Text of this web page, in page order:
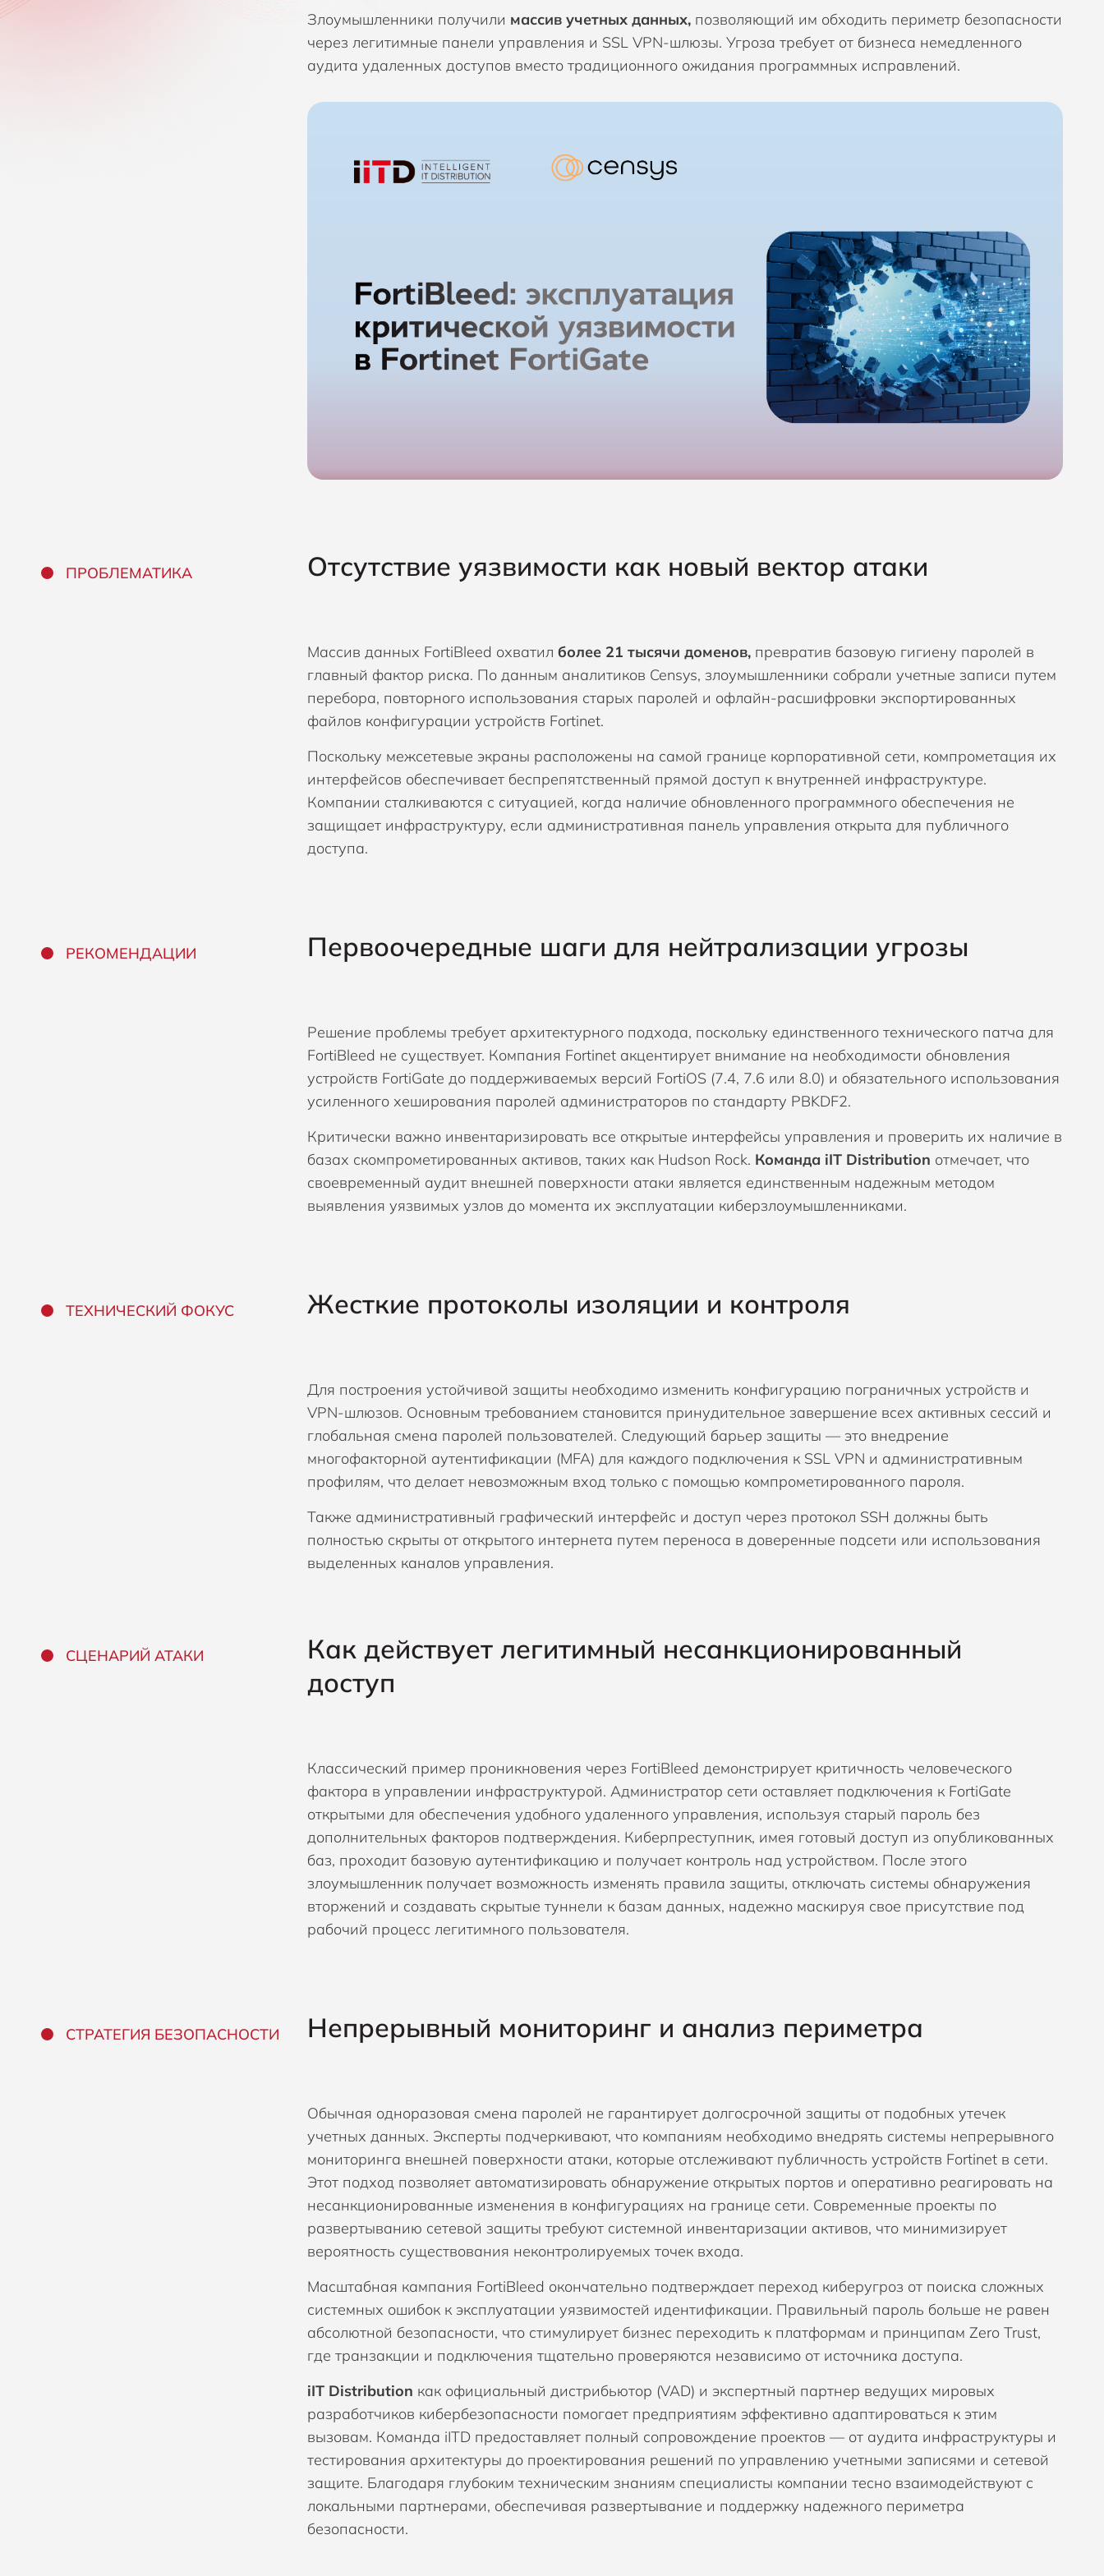
реагирование
SPM, Управление политиками безопасности
UEBA, Анализ поведения пользователей и
UEM, Унифицированное управление конечными
Зашифрованный обмен мгновенными
сообщениями
Компания Gatewatcher
Компания GTB technologies
Компания Safetica
Компания Sonar
Компания SOTI
Компания Sycope
Компания Vectra AI
Компания WALLIX
Компания ZeroFox
Злоумышленники получили массив учетных данных, позволяющий им обходить периметр безопасности
через легитимные панели управления и SSL VPN-шлюзы. Угроза требует от бизнеса немедленного
аудита удаленных доступов вместо традиционного ожидания программных исправлений.
ПРОБЛЕМАТИКА Отсутствие уязвимости как новый вектор атаки
Массив данных FortiBleed охватил более 21 тысячи доменов, превратив базовую гигиену паролей в
главный фактор риска. По данным аналитиков Censys, злоумышленники собрали учетные записи путем
перебора, повторного использования старых паролей и офлайн-расшифровки экспортированных
файлов конфигурации устройств Fortinet.
Поскольку межсетевые экраны расположены на самой границе корпоративной сети, компрометация их
интерфейсов обеспечивает беспрепятственный прямой доступ к внутренней инфраструктуре.
Компании сталкиваются с ситуацией, когда наличие обновленного программного обеспечения не
защищает инфраструктуру, если административная панель управления открыта для публичного
доступа.
РЕКОМЕНДАЦИИ Первоочередные шаги для нейтрализации угрозы
Решение проблемы требует архитектурного подхода, поскольку единственного технического патча для
FortiBleed не существует. Компания Fortinet акцентирует внимание на необходимости обновления
устройств FortiGate до поддерживаемых версий FortiOS (7.4, 7.6 или 8.0) и обязательного использования
усиленного хеширования паролей администраторов по стандарту PBKDF2.
Критически важно инвентаризировать все открытые интерфейсы управления и проверить их наличие в
базах скомпрометированных активов, таких как Hudson Rock. Команда iIT Distribution отмечает, что
своевременный аудит внешней поверхности атаки является единственным надежным методом
выявления уязвимых узлов до момента их эксплуатации киберзлоумышленниками.
ТЕХНИЧЕСКИЙ ФОКУС Жесткие протоколы изоляции и контроля
Для построения устойчивой защиты необходимо изменить конфигурацию пограничных устройств и
VPN-шлюзов. Основным требованием становится принудительное завершение всех активных сессий и
глобальная смена паролей пользователей. Следующий барьер защиты — это внедрение
многофакторной аутентификации (MFA) для каждого подключения к SSL VPN и административным
профилям, что делает невозможным вход только с помощью компрометированного пароля.
Также административный графический интерфейс и доступ через протокол SSH должны быть
полностью скрыты от открытого интернета путем переноса в доверенные подсети или использования
выделенных каналов управления.
СЦЕНАРИЙ АТАКИ
Как действует легитимный несанкционированный
доступ
Классический пример проникновения через FortiBleed демонстрирует критичность человеческого
фактора в управлении инфраструктурой. Администратор сети оставляет подключения к FortiGate
открытыми для обеспечения удобного удаленного управления, используя старый пароль без
дополнительных факторов подтверждения. Киберпреступник, имея готовый доступ из опубликованных
баз, проходит базовую аутентификацию и получает контроль над устройством. После этого
злоумышленник получает возможность изменять правила защиты, отключать системы обнаружения
вторжений и создавать скрытые туннели к базам данных, надежно маскируя свое присутствие под
рабочий процесс легитимного пользователя.
СТРАТЕГИЯ БЕЗОПАСНОСТИ Непрерывный мониторинг и анализ периметра
Обычная одноразовая смена паролей не гарантирует долгосрочной защиты от подобных утечек
учетных данных. Эксперты подчеркивают, что компаниям необходимо внедрять системы непрерывного
мониторинга внешней поверхности атаки, которые отслеживают публичность устройств Fortinet в сети.
Этот подход позволяет автоматизировать обнаружение открытых портов и оперативно реагировать на
несанкционированные изменения в конфигурациях на границе сети. Современные проекты по
развертыванию сетевой защиты требуют системной инвентаризации активов, что минимизирует
вероятность существования неконтролируемых точек входа.
Масштабная кампания FortiBleed окончательно подтверждает переход киберугроз от поиска сложных
системных ошибок к эксплуатации уязвимостей идентификации. Правильный пароль больше не равен
абсолютной безопасности, что стимулирует бизнес переходить к платформам и принципам Zero Trust,
где транзакции и подключения тщательно проверяются независимо от источника доступа.
iIT Distribution как официальный дистрибьютор (VAD) и экспертный партнер ведущих мировых
разработчиков кибербезопасности помогает предприятиям эффективно адаптироваться к этим
вызовам. Команда iITD предоставляет полный сопровождение проектов — от аудита инфраструктуры и
тестирования архитектуры до проектирования решений по управлению учетными записями и сетевой
защите. Благодаря глубоким техническим знаниям специалисты компании тесно взаимодействуют с
локальными партнерами, обеспечивая развертывание и поддержку надежного периметра
безопасности.